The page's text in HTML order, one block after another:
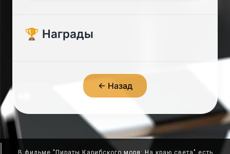
🏆 Награды
← Назад